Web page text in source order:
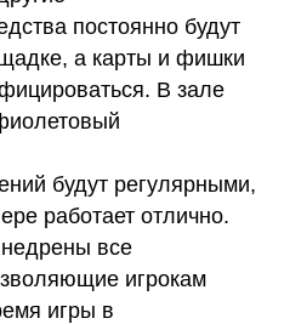
постоянно будут
а карты и фишки
В зале
будут регулярными,
работает отлично.
все
игрокам
игры в